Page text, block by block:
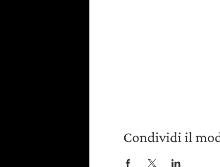
Condividi il